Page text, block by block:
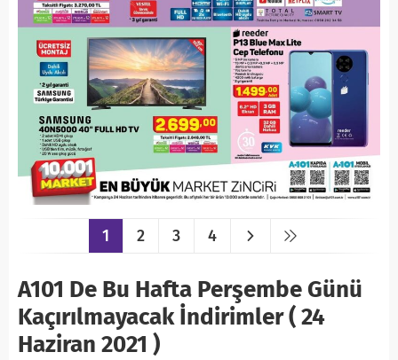
1 2 3 4
A101 De Bu Hafta Perşembe Günü
Kaçırılmayacak İndirimler ( 24
Haziran 2021 )